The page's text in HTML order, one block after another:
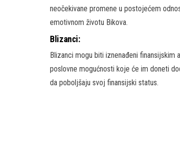
neočekivane promene u postojećem
emotivnom životu Bikova.
Blizanci:
Blizanci mogu biti iznenađeni
poslovne mogućnosti koje će im doneti
da poboljšaju svoj finansijski status.